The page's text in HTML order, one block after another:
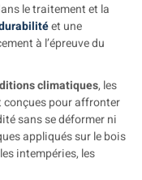
le traitement et la
et une
à l’épreuve du
climatiques, les
conçues pour affronter
sans se déformer ni
appliqués sur le bois
intempéries, les